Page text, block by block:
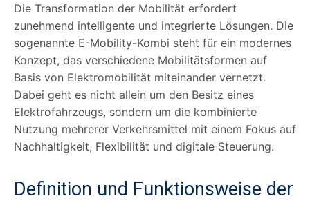
Die Transformation der Mobilität erfordert
zunehmend intelligente und integrierte Lösungen. Die
sogenannte E-Mobility-Kombi steht für ein modernes
Konzept, das verschiedene Mobilitätsformen auf
Basis von Elektromobilität miteinander vernetzt.
Dabei geht es nicht allein um den Besitz eines
Elektrofahrzeugs, sondern um die kombinierte
Nutzung mehrerer Verkehrsmittel mit einem Fokus auf
Nachhaltigkeit, Flexibilität und digitale Steuerung.
Definition und Funktionsweise der